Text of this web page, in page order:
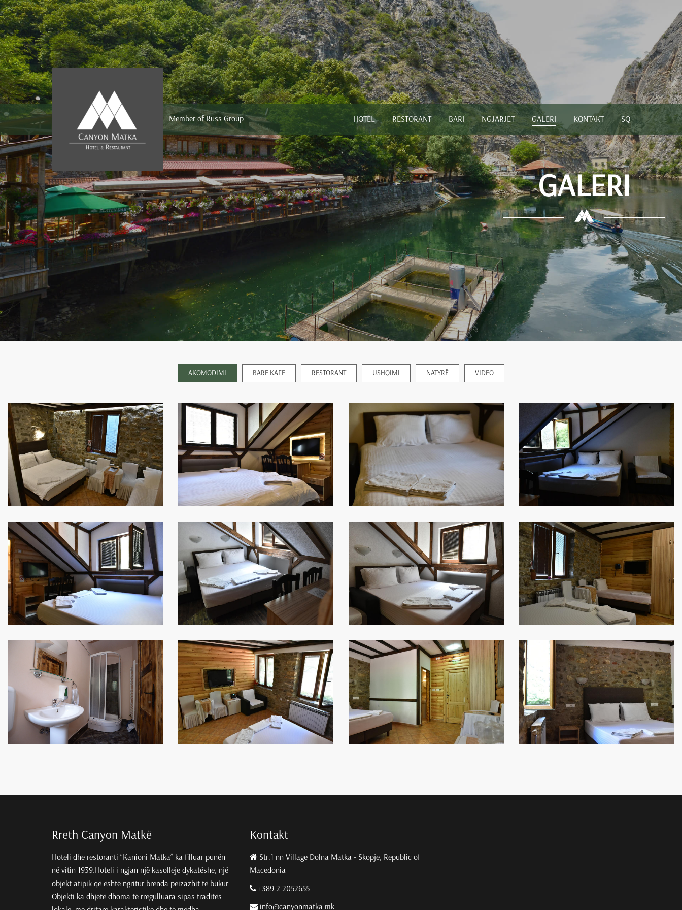
Member of Russ Group HOTEL RESTORANT BARI NGJARJET GALERI KONTAKT SQ
GALERI
AKOMODIMI BARE KAFE RESTORANT USHQIMI NATYRË VIDEO
Rreth Canyon Matkë
Hoteli dhe restoranti “Kanioni Matka” ka filluar punën
në vitin 1939.Hoteli i ngjan një kasolleje dykatëshe, një
objekt atipik që është ngritur brenda peizazhit të bukur.
Objekti ka dhjetë dhoma të rregulluara sipas traditës
Kontakt
Str.1 nn Village Dolna Matka - Skopje, Republic of
Macedonia
+389 2 2052655
info@canyonmatka.mk